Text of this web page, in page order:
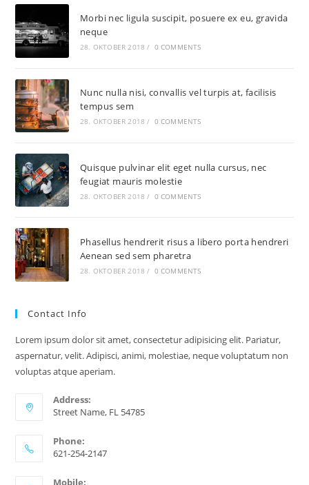
Morbi nec ligula suscipit, posuere ex eu, gravida
neque
28. OKTOBER 2018 / 0 COMMENTS
Nunc nulla nisi, convallis vel turpis at, facilisis
tempus sem
28. OKTOBER 2018 / 0 COMMENTS
Quisque pulvinar elit eget nulla cursus, nec
feugiat mauris molestie
28. OKTOBER 2018 / 0 COMMENTS
Phasellus hendrerit risus a libero porta hendreri
Aenean sed sem pharetra
28. OKTOBER 2018 / 0 COMMENTS
Contact Info
Lorem ipsum dolor sit amet, consectetur adipisicing elit. Pariatur,
aspernatur, velit. Adipisci, animi, molestiae, neque voluptatum non
voluptas atque aperiam.
Address:
Street Name, FL 54785
Phone:
621-254-2147
Mobile: